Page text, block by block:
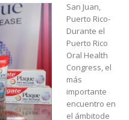
San Juan,
Puerto Rico-
Durante el
Puerto Rico
Oral Health
Congress, el
más
importante
encuentro en
el ámbitode